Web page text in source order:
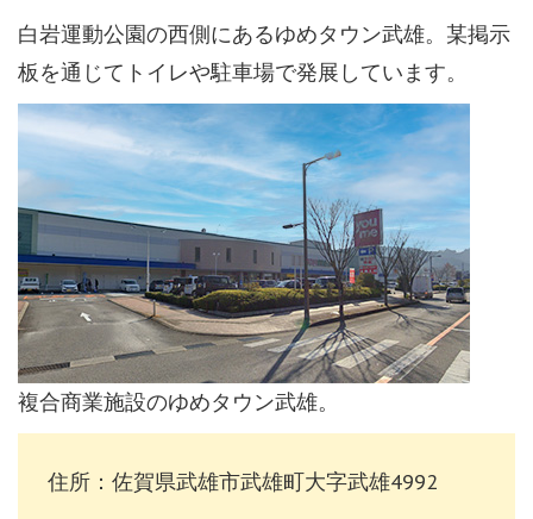
白岩運動公園の西側にあるゆめタウン武雄。某掲示
板を通じてトイレや駐車場で発展しています。
複合商業施設のゆめタウン武雄。
住所：佐賀県武雄市武雄町大字武雄4992